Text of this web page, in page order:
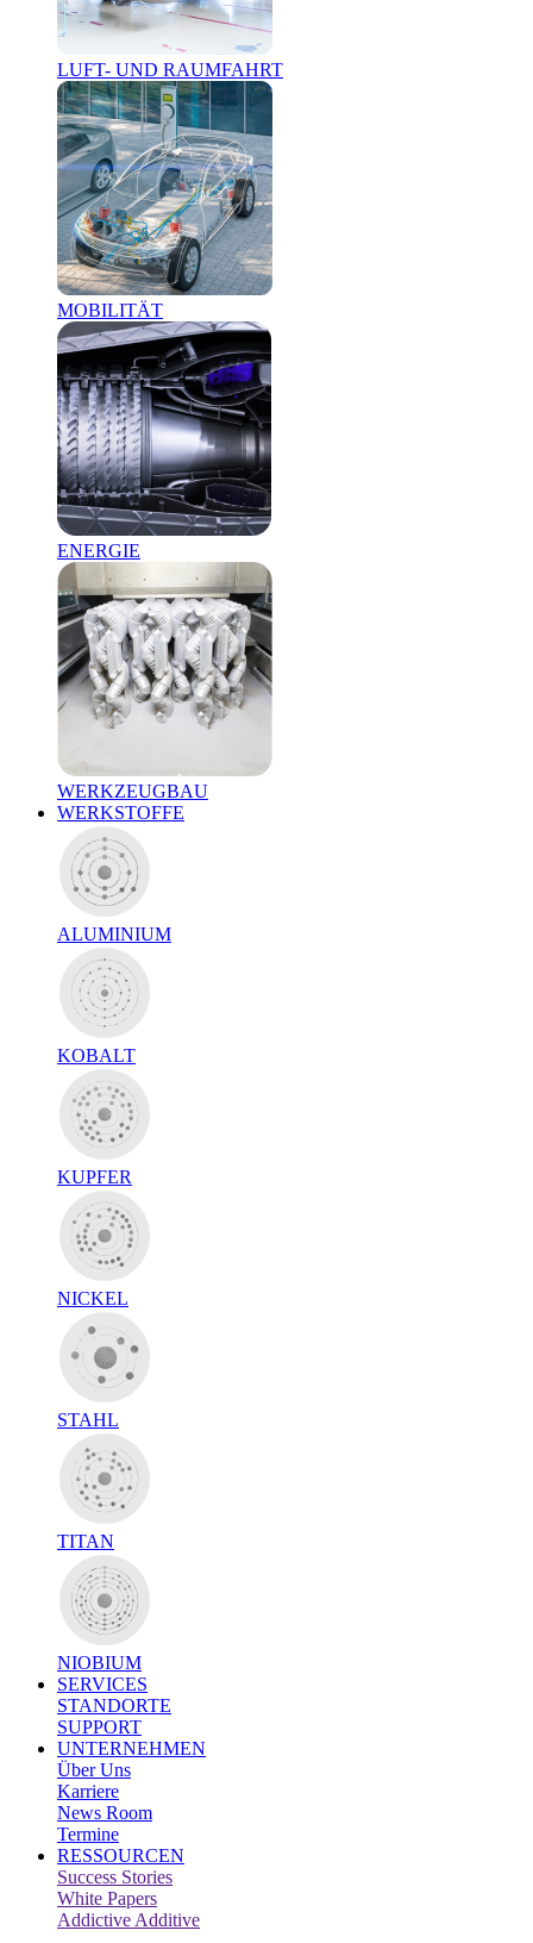
LUFT- UND RAUMFAHRT
MOBILITÄT
ENERGIE
WERKZEUGBAU
WERKSTOFFE
ALUMINIUM
KOBALT
KUPFER
NICKEL
STAHL
TITAN
NIOBIUM
SERVICES
STANDORTE
SUPPORT
UNTERNEHMEN
Über Uns
Karriere
News Room
Termine
RESSOURCEN
Success Stories
White Papers
Addictive Additive